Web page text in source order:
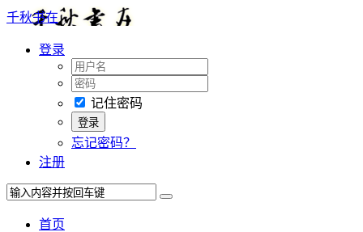
千秋书在
登录
记住密码
忘记密码？
注册
首页